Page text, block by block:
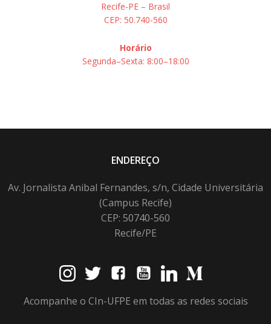
Recife-PE – Brasil
CEP: 50.740-560
Horário
Segunda–Sexta: 8:00–18:00
ENDEREÇO
Av. Jornalista Anibal Fernandes, s/n, Cidade Universitária
(Campus Recife)
CEP: 50740-560
Recife/PE
Acompanhe o CIn-UFPE em todas as redes sociais